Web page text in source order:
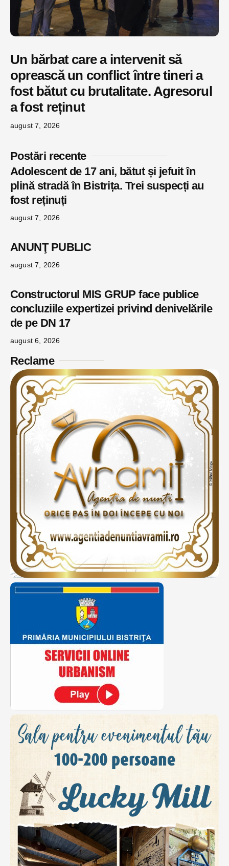
Un bărbat care a intervenit să
oprească un conflict între tineri a
fost bătut cu brutalitate. Agresorul
a fost reținut
august 7, 2026
Postări recente
Adolescent de 17 ani, bătut și jefuit în
plină stradă în Bistrița. Trei suspecți au
fost reținuți
august 7, 2026
ANUNŢ PUBLIC
august 7, 2026
Constructorul MIS GRUP face publice
concluziile expertizei privind denivelările
de pe DN 17
august 6, 2026
Reclame